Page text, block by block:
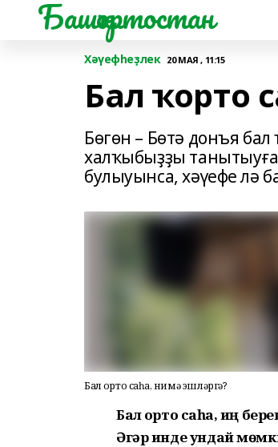
Башҡортостан
Хәүефһеҙлек 20 МАЯ , 11:15
Бал ҡорто
Бөгөн – Бөтә донъя бал
халҡыбыҙҙы
булыуынса, хәүефе лә
Бал ҡорто саҡһа, нимә эшләргә?
Бал ҡорто саҡһа, иң
Әгәр инде ундай